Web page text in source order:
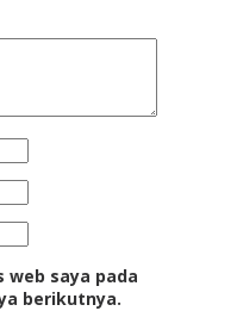
web saya pada
berikutnya.